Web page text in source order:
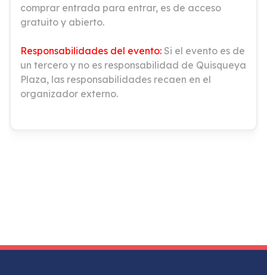
comprar entrada para entrar, es de acceso
gratuito y abierto.
Responsabilidades del evento: Si el evento es de
un tercero y no es responsabilidad de Quisqueya
Plaza, las responsabilidades recaen en el
organizador externo.